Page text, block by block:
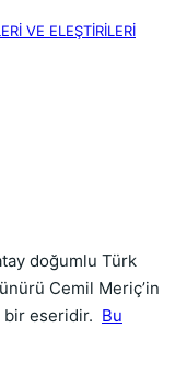
VE ELEŞTİRİLERİ
doğumlu Türk
Cemil Meriç’in
bir eseridir. Bu